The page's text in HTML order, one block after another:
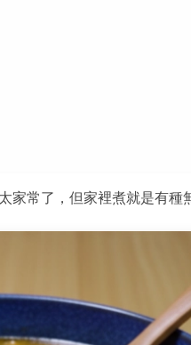
常了，但家裡煮就是有種